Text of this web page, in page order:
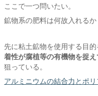
ここで一つ問いたい。
鉱物系の肥料は何故入れるか
先に粘土鉱物を使用する目的
着性が腐植等の有機物を捉
狙っている。
アルミニウムの結合力とポ